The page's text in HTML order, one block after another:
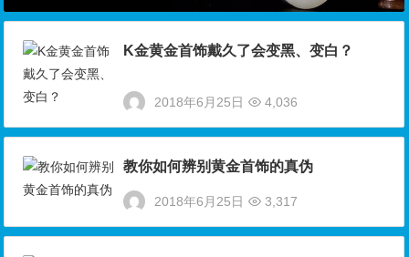
K金黄金首饰戴久了会变黑、变白？
2018年6月25日 4,036
教你如何辨别黄金首饰的真伪
2018年6月25日 3,317